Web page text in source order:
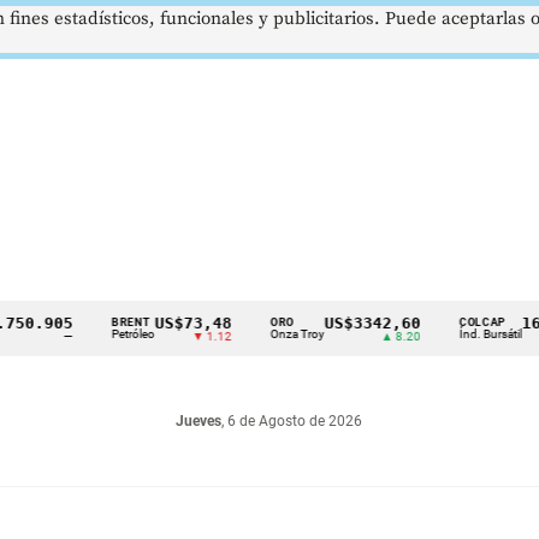
BRENT
Petróleo
US$73,48
▼ 1.12 Onza Troy
US$3342,60
▲ 8.20
COLCAP
Índ. Bursátil
Jueves, 6 de Agosto de 2026
estadísticos, funcionales y publicitarios. Puede aceptarlas